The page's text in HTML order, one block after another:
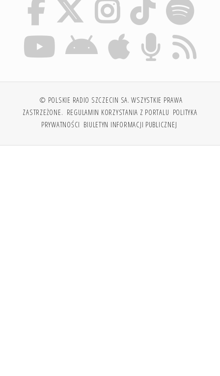
© POLSKIE RADIO SZCZECIN SA. WSZYSTKIE PRAWA
ZASTRZEŻONE. REGULAMIN KORZYSTANIA Z PORTALU POLITYKA
PRYWATNOŚCI BIULETYN INFORMACJI PUBLICZNEJ